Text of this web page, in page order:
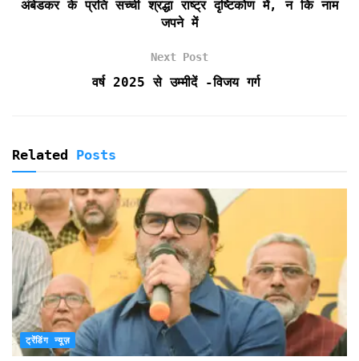
l
अंबेडकर के प्रति सच्ची श्रद्धा राष्ट्र दृष्टिकोण में, न कि नाम
जपने में
Next Post
वर्ष 2025 से उम्मीदें -विजय गर्ग
Related Posts
ट्रेंडिंग न्यूज़